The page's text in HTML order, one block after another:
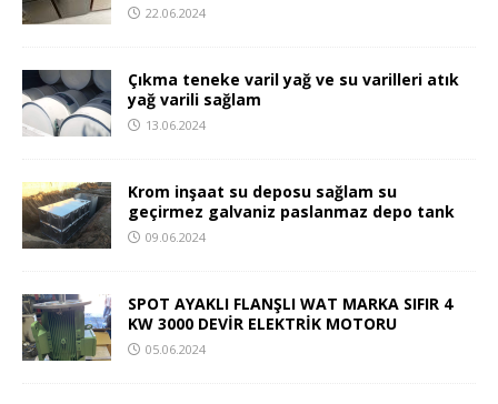
22.06.2024
Çıkma teneke varil yağ ve su varilleri atık
yağ varili sağlam
13.06.2024
Krom inşaat su deposu sağlam su
geçirmez galvaniz paslanmaz depo tank
09.06.2024
SPOT AYAKLI FLANŞLI WAT MARKA SIFIR 4
KW 3000 DEVİR ELEKTRİK MOTORU
05.06.2024